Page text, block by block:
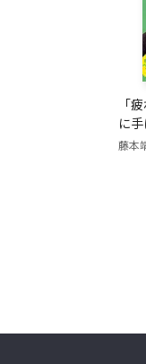
「
に
藤本